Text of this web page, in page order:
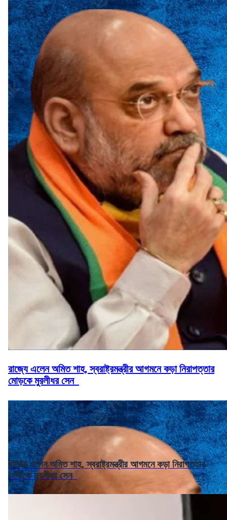
রাজ্যে এলেন অমিত শাহ, স্বরাষ্ট্রমন্ত্রীর আগমনে কড়া নিরাপত্তার
মোড়কে মুরলীধর সেন
রাজ্যে এলেন অমিত শাহ, স্বরাষ্ট্রমন্ত্রীর আগমনে কড়া নিরাপত্তার
মোড়কে মুরলীধর সেন